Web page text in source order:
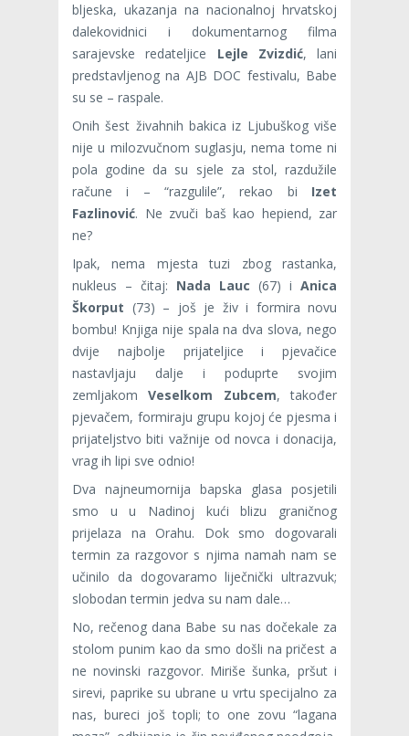
bljeska, ukazanja na nacionalnoj hrvatskoj
dalekovidnici i dokumentarnog filma
sarajevske redateljice Lejle Zvizdić, lani
predstavljenog na AJB DOC festivalu, Babe
su se – raspale.
Onih šest živahnih bakica iz Ljubuškog više
nije u milozvučnom suglasju, nema tome ni
pola godine da su sjele za stol, razdužile
račune i – “razgulile”, rekao bi Izet
Fazlinović. Ne zvuči baš kao hepiend, zar
ne?
Ipak, nema mjesta tuzi zbog rastanka,
nukleus –​ čitaj: Nada Lauc (67) i Anica
Škorput (73) – još je živ i formira novu
bombu! Knjiga nije spala na dva slova, nego
dvije najbolje prijateljice i pjevačice
nastavljaju dalje i poduprte svojim
zemljakomVeselkom Zubcem, također
pjevačem, formiraju grupu kojoj će pjesma i
prijateljstvo biti važnije od novca i donacija,
vrag ih lipi sve odnio!
Dva najneumornija bapska glasa posjetili
smo u u Nadinoj kući blizu graničnog
prijelaza na Orahu. Dok smo dogovarali
termin za razgovor s njima namah nam se
učinilo da dogovaramo liječnički ultrazvuk;
slobodan termin jedva su nam dale…
No, rečenog dana Babe su nas dočekale za
stolom punim kao da smo došli na pričest a
ne novinski razgovor. Miriše šunka, pršut i
sirevi, paprike su ubrane u vrtu specijalno za
nas, bureci još topli; to one zovu “lagana